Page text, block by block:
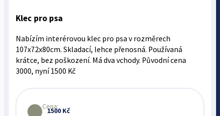
Klec pro psa
Nabízím interérovou klec pro psa v rozměrech
107x72x80cm. Skladací, lehce přenosná. Používaná
krátce, bez poškození. Má dva vchody. Původní cena
3000, nyní 1500 Kč
Cena:
1500 Kč